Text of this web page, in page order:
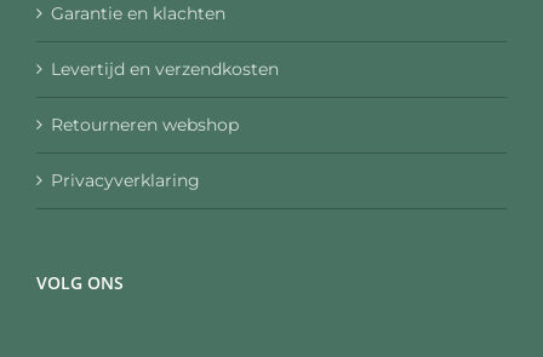
Garantie en klachten
Levertijd en verzendkosten
Retourneren webshop
Privacyverklaring
VOLG ONS